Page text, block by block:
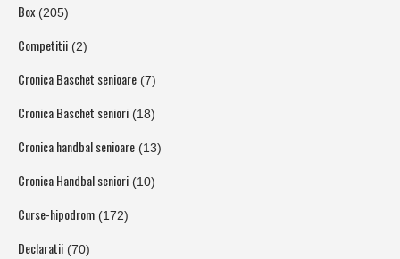
Box (205)
Competitii (2)
Cronica Baschet senioare (7)
Cronica Baschet seniori (18)
Cronica handbal senioare (13)
Cronica Handbal seniori (10)
Curse-hipodrom (172)
Declaratii (70)